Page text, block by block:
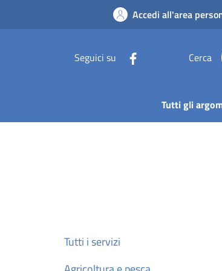
Accedi all'area
Seguici su Cerca
Tutti gli
Tutti i servizi